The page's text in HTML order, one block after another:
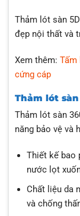
Thảm lót sàn
đẹp nội thất và
Xem thêm: Tấm
cứng cáp
Thảm lót
Thảm lót sàn
năng bảo vệ và
Thiết kế bao
nước lọt
Chất liệu da
và chống